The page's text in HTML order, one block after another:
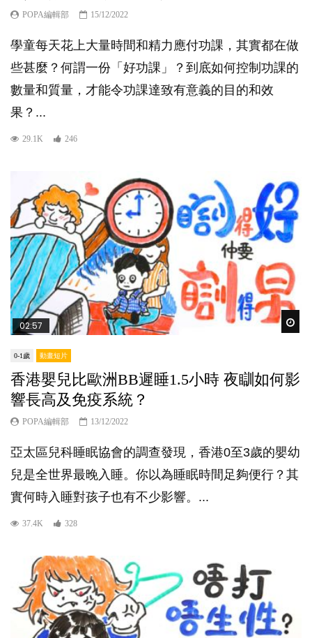
POPA編輯部 15/12/2022
學童每天花上大量時間和精力應付功課，其實都在做
些甚麼？何謂一份「好功課」？到底如何控制功課的
數量和質量，才能令功課達致有意義的目的和效
果？...
29.1K 246
02:57
0-1歲 動畫短片
香港嬰兒比歐洲BB遲睡1.5小時 夜瞓如何影
響長高及免疫系統？
POPA編輯部 13/12/2022
亞太區兒科睡眠協會的調查發現，香港0至3歲的嬰幼
兒是全世界最晚入睡。你以為睡眠時間足夠便行？其
實何時入睡對孩子也有不少影響。...
37.4K 328